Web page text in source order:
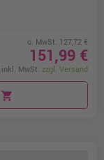
o. MwSt. 127,72 €
151,99 €
inkl. MwSt. zzgl. Versand
shopping_cart